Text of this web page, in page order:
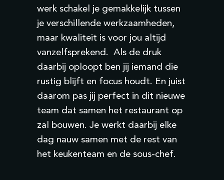
werk schakel je gemakkelijk tussen
je verschillende werkzaamheden,
maar kwaliteit is voor jou altijd
vanzelfsprekend.
Als de druk
daarbij oploopt ben jij iemand die
rustig blijft en focus houdt. En juist
daarom pas jij perfect in dit nieuwe
team dat samen het restaurant op
zal bouwen. Je werkt daarbij elke
dag nauw samen met de rest van
het keukenteam en de sous-chef.